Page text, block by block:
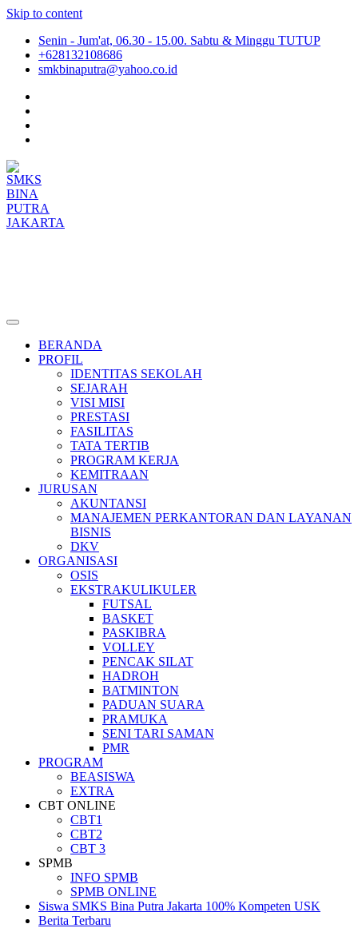
Skip to content
Senin - Jum'at, 06.30 - 15.00. Sabtu & Minggu TUTUP
+628132108686
smkbinaputra@yahoo.co.id
BERANDA
PROFIL
IDENTITAS SEKOLAH
SEJARAH
VISI MISI
PRESTASI
FASILITAS
TATA TERTIB
PROGRAM KERJA
KEMITRAAN
JURUSAN
AKUNTANSI
MANAJEMEN PERKANTORAN DAN LAYANAN
BISNIS
DKV
ORGANISASI
OSIS
EKSTRAKULIKULER
FUTSAL
BASKET
PASKIBRA
VOLLEY
PENCAK SILAT
HADROH
BATMINTON
PADUAN SUARA
PRAMUKA
SENI TARI SAMAN
PMR
PROGRAM
BEASISWA
EXTRA
CBT ONLINE
CBT1
CBT2
CBT 3
SPMB
INFO SPMB
SPMB ONLINE
Siswa SMKS Bina Putra Jakarta 100% Kompeten USK
Berita Terbaru